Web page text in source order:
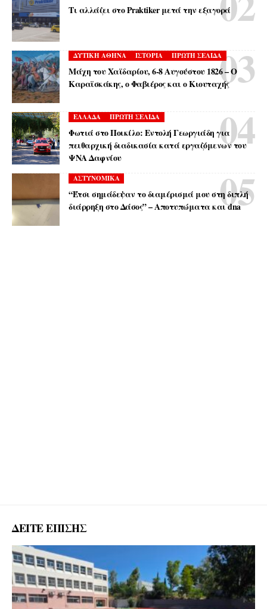
Τι αλλάζει στο Praktiker μετά την εξαγορά
ΔΥΤΙΚΗ ΑΘΗΝΑ ΙΣΤΟΡΙΑ ΠΡΩΤΗ ΣΕΛΙΔΑ
Μάχη του Χαϊδαρίου, 6-8 Αυγούστου 1826 – Ο
Καραϊσκάκης, ο Φαβιέρος και ο Κιουταχής
ΕΛΛΑΔΑ ΠΡΩΤΗ ΣΕΛΙΔΑ
Φωτιά στο Ποικίλο: Εντολή Γεωργιάδη για
πειθαρχική διαδικασία κατά εργαζόμενων του
ΨΝΑ Δαφνίου
ΑΣΤΥΝΟΜΙΚΑ
“Έτσι σημάδεψαν το διαμέρισμά μου στη διπλή
διάρρηξη στο Δάσος” – Αποτυπώματα και dna
ΔΕΙΤΕ ΕΠΙΣΗΣ